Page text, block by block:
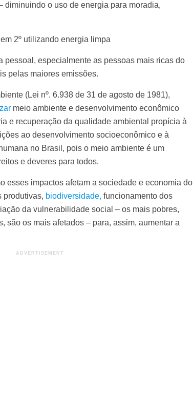
diminuindo o uso de energia para moradia,
2º utilizando energia limpa
pessoal, especialmente as pessoas mais ricas do
pelas maiores emissões.
(Lei nº. 6.938 de 31 de agosto de 1981),
meio ambiente e desenvolvimento econômico
e recuperação da qualidade ambiental propícia à
ao desenvolvimento socioeconômico e à
no Brasil, pois o meio ambiente é um
e deveres para todos.
esses impactos afetam a sociedade e economia do
produtivas, biodiversidade, funcionamento dos
da vulnerabilidade social – os mais pobres,
são os mais afetados – para, assim, aumentar a